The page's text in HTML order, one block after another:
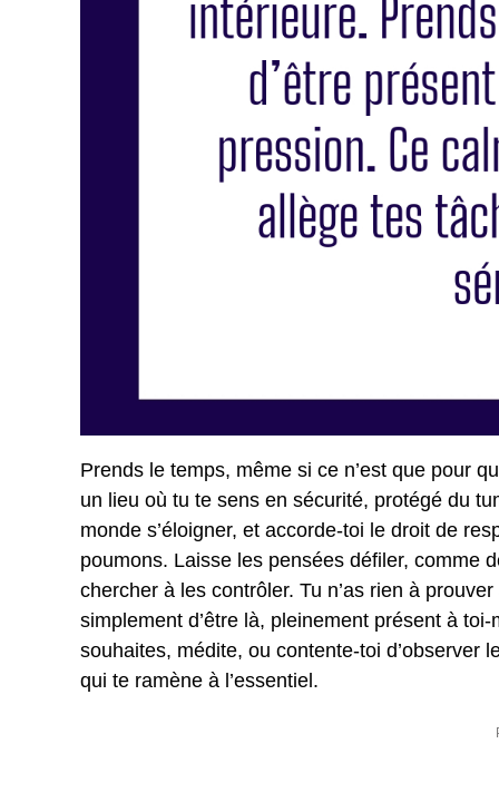
Prends le temps, même si ce n’est que pour
un lieu où tu te sens en sécurité, protégé du
monde s’éloigner, et accorde-toi le droit de
poumons. Laisse les pensées défiler, comme
chercher à les contrôler. Tu n’as rien à
simplement d’être là, pleinement présent à
souhaites, médite, ou contente-toi d’observer
qui te ramène à l’essentiel.